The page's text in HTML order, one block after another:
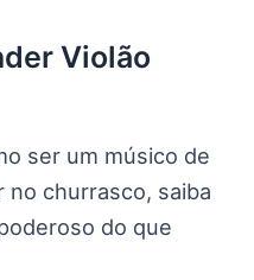
Violão
ser um músico de
no churrasco, saiba
do que